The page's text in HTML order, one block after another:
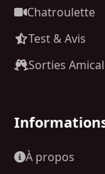
Chatroulette
Test & Avis
Sorties
À propos